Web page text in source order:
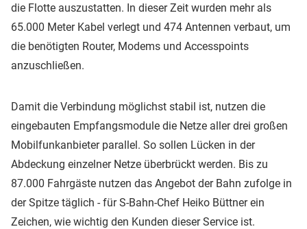
die Flotte auszustatten. In dieser Zeit wurden mehr als
65.000 Meter Kabel verlegt und 474 Antennen verbaut, um
die benötigten Router, Modems und Accesspoints
anzuschließen.
Damit die Verbindung möglichst stabil ist, nutzen die
eingebauten Empfangsmodule die Netze aller drei großen
Mobilfunkanbieter parallel. So sollen Lücken in der
Abdeckung einzelner Netze überbrückt werden. Bis zu
87.000 Fahrgäste nutzen das Angebot der Bahn zufolge in
der Spitze täglich - für S-Bahn-Chef Heiko Büttner ein
Zeichen, wie wichtig den Kunden dieser Service ist.